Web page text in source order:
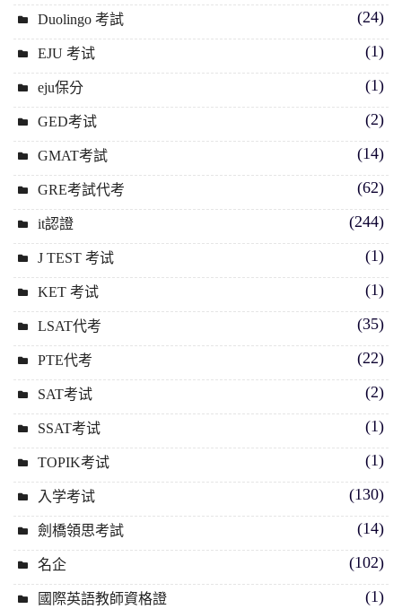
Duolingo 考試 (24)
EJU 考试 (1)
eju保分 (1)
GED考试 (2)
GMAT考試 (14)
GRE考試代考 (62)
it認證 (244)
J TEST 考试 (1)
KET 考试 (1)
LSAT代考 (35)
PTE代考 (22)
SAT考试 (2)
SSAT考试 (1)
TOPIK考试 (1)
入学考试 (130)
劍橋領思考試 (14)
名企 (102)
國際英語教師資格證 (1)